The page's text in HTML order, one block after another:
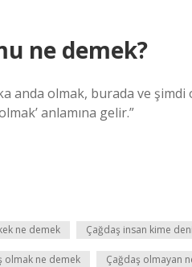
ne demek?
anda olmak, burada ve şimdi
anlamına gelir.”
ne demek Çağdaş insan kime
olmak ne demek Çağdaş olmayan